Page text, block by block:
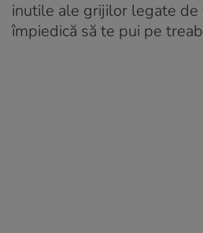
inutile ale grijilor legate de
împiedică să te pui pe